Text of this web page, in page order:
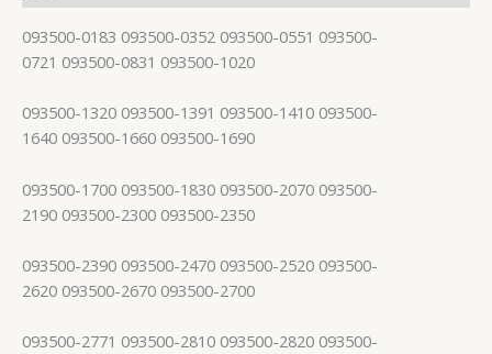
093500-0183 093500-0352 093500-0551 093500-
0721 093500-0831 093500-1020
093500-1320 093500-1391 093500-1410 093500-
1640 093500-1660 093500-1690
093500-1700 093500-1830 093500-2070 093500-
2190 093500-2300 093500-2350
093500-2390 093500-2470 093500-2520 093500-
2620 093500-2670 093500-2700
093500-2771 093500-2810 093500-2820 093500-